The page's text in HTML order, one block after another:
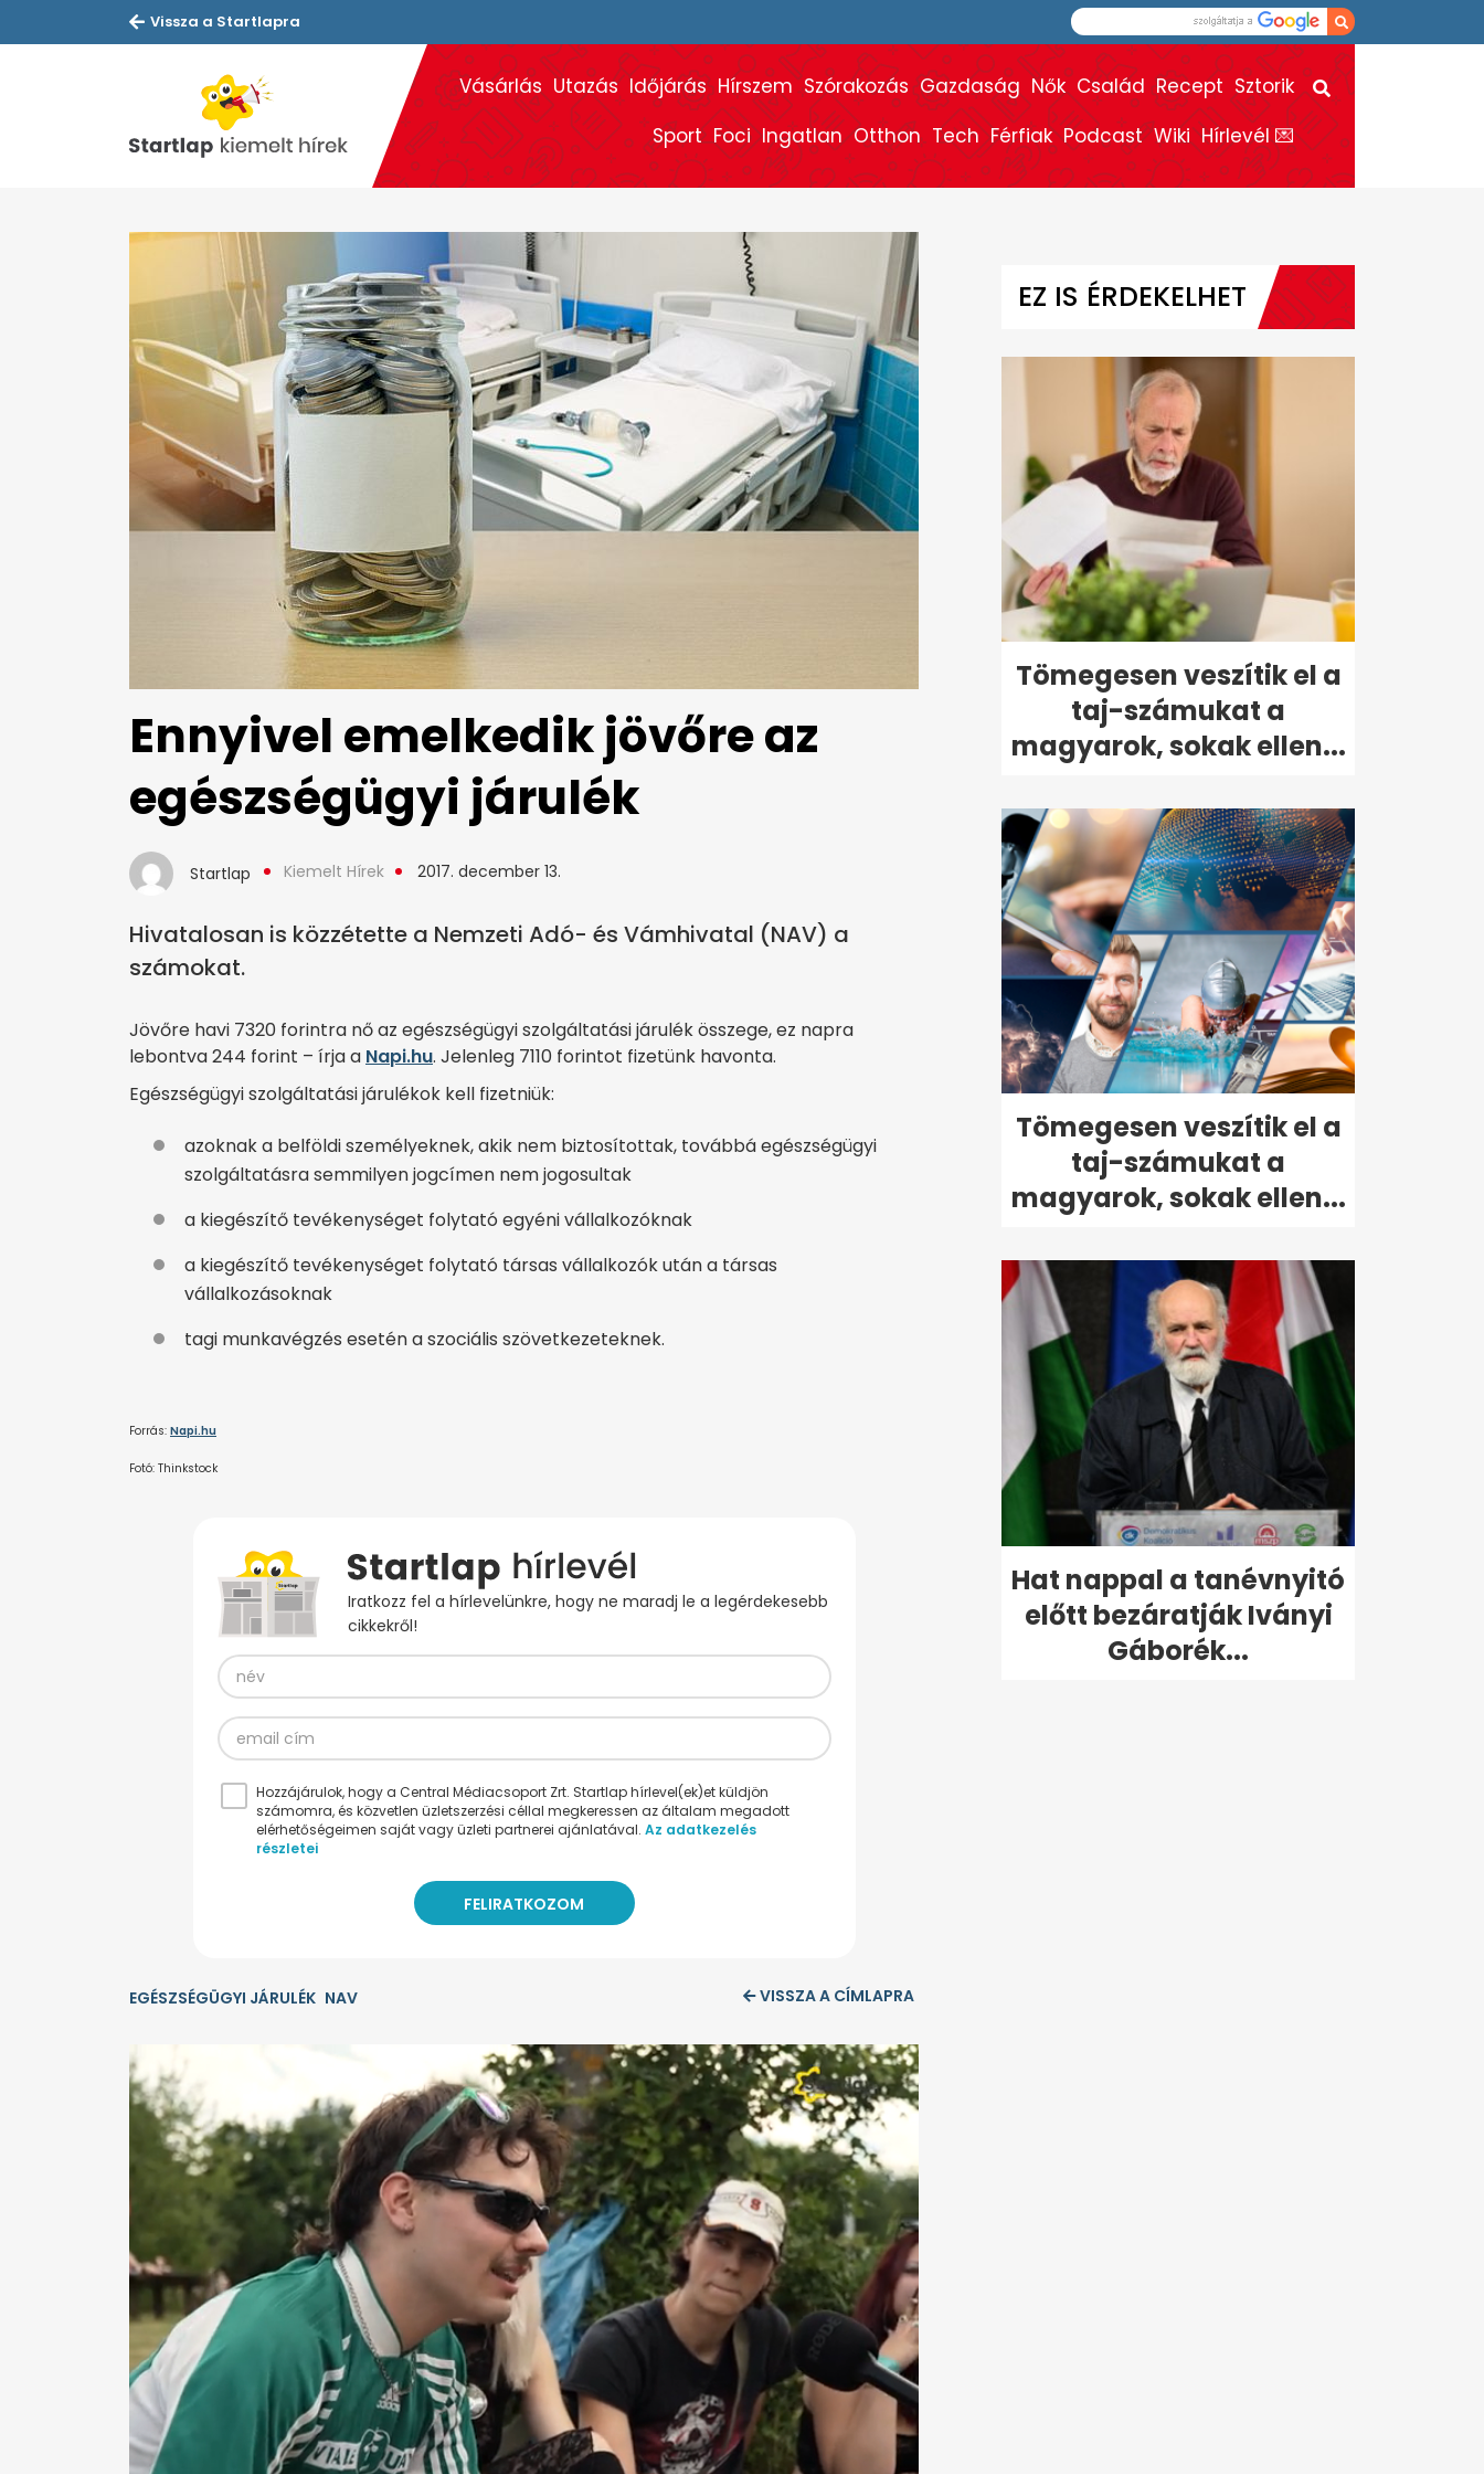
Vissza a Startlapra
Vásárlás Utazás Időjárás Hírszem Szórakozás Gazdaság Nők Család Recept Sztorik
Sport Foci Ingatlan Otthon Tech Férfiak Podcast Wiki Hírlevél 💌
Ennyivel emelkedik jövőre az
egészségügyi járulék
Startlap Kiemelt Hírek 2017. december 13.
Hivatalosan is közzétette a Nemzeti Adó- és Vámhivatal (NAV) a
számokat.
Jövőre havi 7320 forintra nő az egészségügyi szolgáltatási járulék összege, ez napra
lebontva 244 forint – írja a Napi.hu. Jelenleg 7110 forintot fizetünk havonta.
Egészségügyi szolgáltatási járulékok kell fizetniük:
azoknak a belföldi személyeknek, akik nem biztosítottak, továbbá egészségügyi
szolgáltatásra semmilyen jogcímen nem jogosultak
a kiegészítő tevékenységet folytató egyéni vállalkozóknak
a kiegészítő tevékenységet folytató társas vállalkozók után a társas
vállalkozásoknak
tagi munkavégzés esetén a szociális szövetkezeteknek.
Forrás: Napi.hu
Fotó: Thinkstock
Iratkozz fel a hírlevelünkre, hogy ne maradj le a legérdekesebb
cikkekről!
Hozzájárulok, hogy a Central Médiacsoport Zrt. Startlap hírlevel(ek)et küldjön
számomra, és közvetlen üzletszerzési céllal megkeressen az általam megadott
elérhetőségeimen saját vagy üzleti partnerei ajánlatával. Az adatkezelés
részletei
EGÉSZSÉGÜGYI JÁRULÉK NAV VISSZA A CÍMLAPRA
EZ IS ÉRDEKELHET
Tömegesen veszítik el a
taj-számukat a
magyarok, sokak ellen...
Tömegesen veszítik el a
taj-számukat a
magyarok, sokak ellen...
Hat nappal a tanévnyitó
előtt bezáratják Iványi
Gáborék...